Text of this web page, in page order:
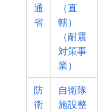
通
省
（直
轄）
（耐震
対策事
業）
防
衛
自衛隊
施設整